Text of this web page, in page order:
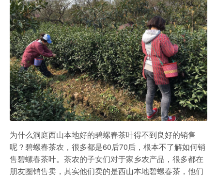
为什么洞庭西山本地好的碧螺春茶叶得不到良好的销售
呢？碧螺春茶农，很多都是60后70后，根本不了解如何销
售碧螺春茶叶。茶农的子女们对于家乡农产品，很多都在
朋友圈销售卖，其实他们卖的是西山本地碧螺春茶，他们